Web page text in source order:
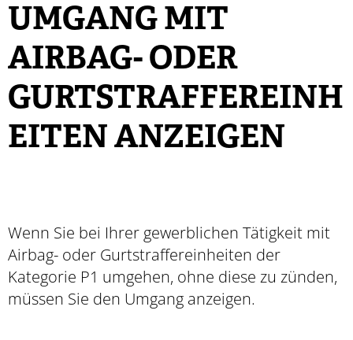
UMGANG MIT
AIRBAG- ODER
GURTSTRAFFEREINH
EITEN ANZEIGEN
Wenn Sie bei Ihrer gewerblichen Tätigkeit mit
Airbag- oder Gurtstraffereinheiten der
Kategorie P1 umgehen, ohne diese zu zünden,
müssen Sie den Umgang anzeigen.